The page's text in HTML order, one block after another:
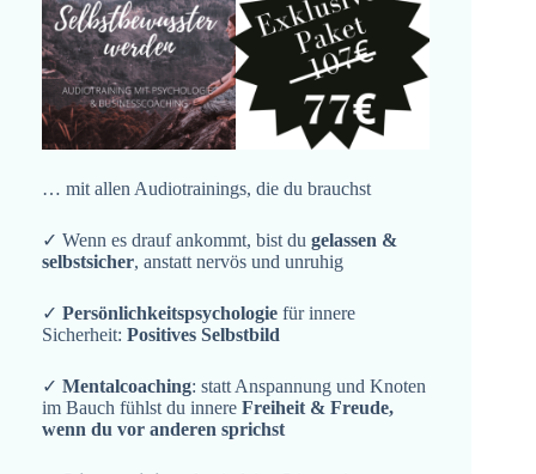
… mit allen Audiotrainings, die du brauchst
✓ Wenn es drauf ankommt, bist du gelassen &
selbstsicher, anstatt nervös und unruhig
✓ Persönlichkeitspsychologie für innere
Sicherheit: Positives Selbstbild
✓ Mentalcoaching: statt Anspannung und Knoten
im Bauch fühlst du innere Freiheit & Freude,
wenn du vor anderen sprichst